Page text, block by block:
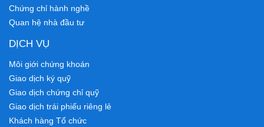
Chứng chỉ hành nghề
Quan hệ nhà đầu tư
DỊCH VỤ
Môi giới chứng khoán
Giao dịch ký quỹ
Giao dịch chứng chỉ quỹ
Giao dịch trái phiếu riêng lẻ
Khách hàng Tổ chức